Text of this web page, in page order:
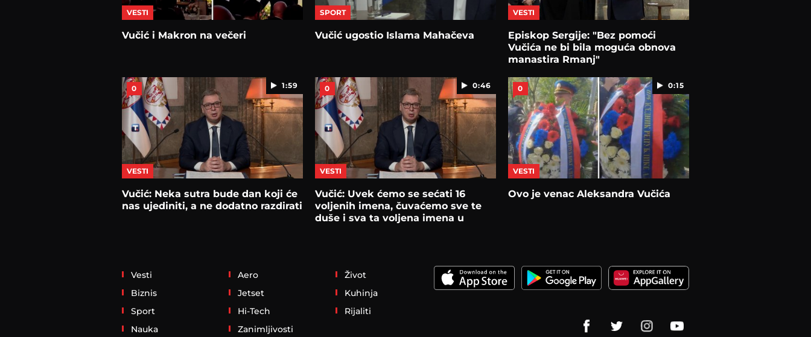
VESTI
Vučić i Makron na večeri
SPORT
Vučić ugostio Islama Mahačeva
VESTI
Episkop Sergije: "Bez pomoći
Vučića ne bi bila moguća obnova
manastira Rmanj"
1:59
0
VESTI
Vučić: Neka sutra bude dan koji će
nas ujediniti, a ne dodatno razdirati
0:46
0
VESTI
Vučić: Uvek ćemo se sećati 16
voljenih imena, čuvaćemo sve te
duše i sva ta voljena imena u
0:15
0
VESTI
Ovo je venac Aleksandra Vučića
Vesti
Biznis
Sport
Nauka
Aero
Jetset
Hi-Tech
Zanimljivosti
Život
Kuhinja
Rijaliti